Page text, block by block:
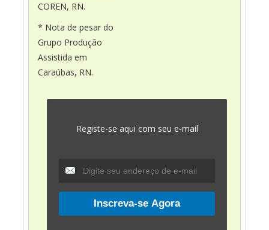
COREN, RN.
* Nota de pesar do
Grupo Produção
Assistida em
Caraúbas, RN.
Registe-se aqui com seu e-mail